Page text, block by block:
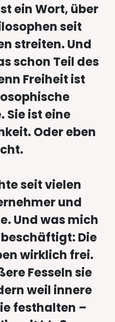
ein Wort, über
seit
streiten. Und
schon Teil des
Freiheit ist
Sie ist eine
Oder eben
seit vielen
und
Und was mich
Die
wirklich frei.
Fesseln sie
weil innere
festhalten –